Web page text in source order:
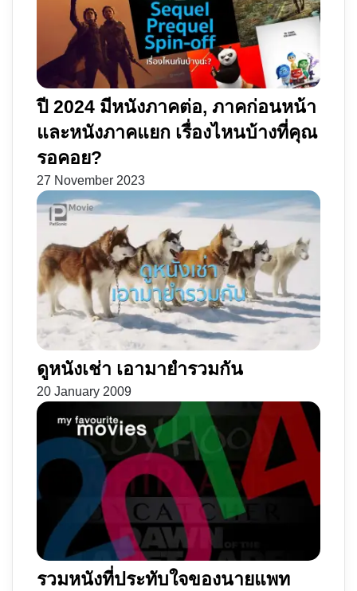
ปี 2024 มีหนังภาคต่อ, ภาคก่อนหน้า
และหนังภาคแยก เรื่องไหนบ้างที่คุณ
รอคอย?
27 November 2023
ดูหนังเช่า เอามายำรวมกัน
20 January 2009
รวมหนังที่ประทับใจของนายแพท